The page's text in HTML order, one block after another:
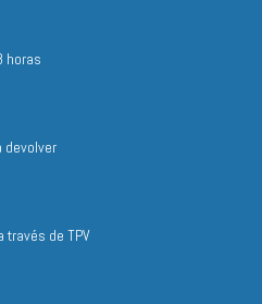
horas
devolver
través de TPV